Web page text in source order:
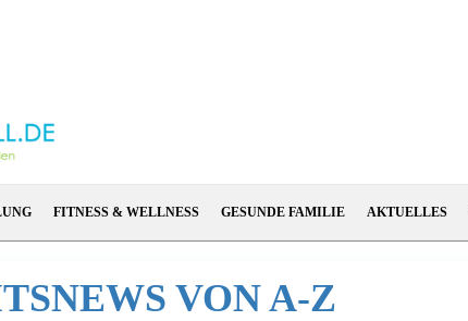
FITNESS & WELLNESS GESUNDE FAMILIE AKTUELLES
VON A-Z